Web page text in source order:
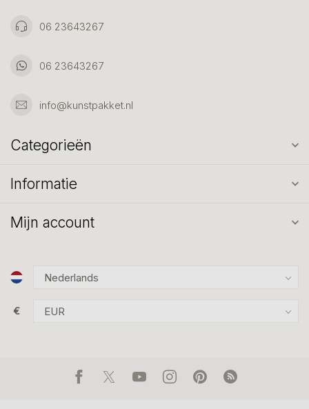
06 23643267
06 23643267
info@kunstpakket.nl
Categorieën
Informatie
Mijn account
€